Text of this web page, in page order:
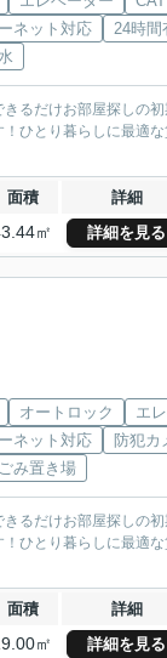
ネット対応
24時間
るだけお部屋探しの
ひとり暮らしに最適
面積 詳細
㎡ 詳細を見る
オートロック
エ
ネット対応
防犯カ
み置き場
るだけお部屋探しの
ひとり暮らしに最適
面積 詳細
㎡ 詳細を見る